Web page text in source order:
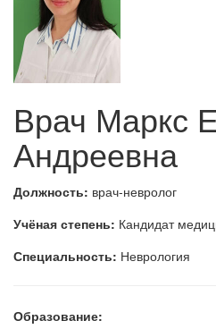
Врач Маркс
Андреевна
Должность: врач-невролог
Учёная степень: Кандидат
Специальность: Неврология
Образование: